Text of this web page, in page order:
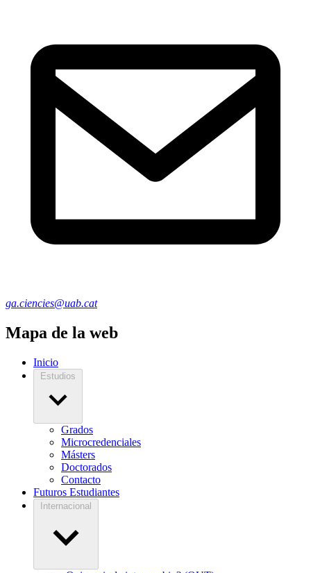
ga.ciencies@uab.cat
Mapa de la web
Inicio
Estudios
Grados
Microcredenciales
Másters
Doctorados
Contacto
Futuros Estudiantes
Internacional